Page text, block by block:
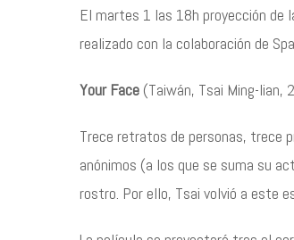
El martes 1 las 18h proyección de
realizado con la colaboración de
Your Face (Taiwán, Tsai Ming-lian,
Trece retratos de personas, trece
anónimos (a los que se suma su
rostro. Por ello, Tsai volvió a este